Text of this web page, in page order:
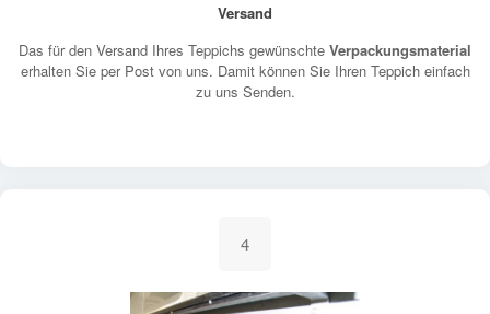
Versand
Das für den Versand Ihres Teppichs gewünschte Verpackungsmaterial
erhalten Sie per Post von uns. Damit können Sie Ihren Teppich einfach
zu uns Senden.
4